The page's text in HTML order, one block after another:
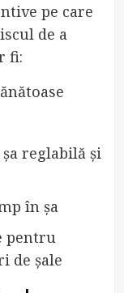
pe care
de a
fi:
reglabilă și
în șa
pentru
de șale